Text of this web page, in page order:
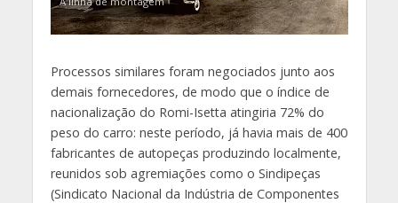
Processos similares foram negociados junto aos
demais fornecedores, de modo que o índice de
nacionalização do Romi-Isetta atingiria 72% do
peso do carro: neste período, já havia mais de 400
fabricantes de autopeças produzindo localmente,
reunidos sob agremiações como o Sindipeças
(Sindicato Nacional da Indústria de Componentes